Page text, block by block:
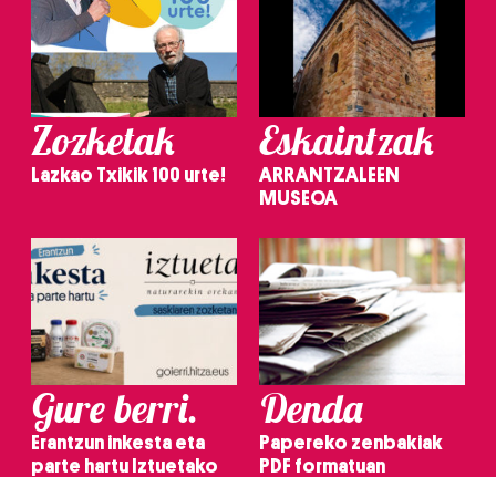
Zozketak
Lazkao Txikik 100 urte!
Eskaintzak
ARRANTZALEEN
MUSEOA
Gure berri.
Erantzun inkesta eta
parte hartu Iztuetako
Denda
Papereko zenbakiak
PDF formatuan